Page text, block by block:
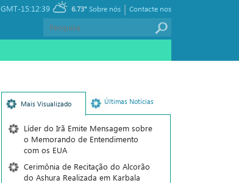
GMT-15:12:39 6.73° Contacte nos
|
Sobre nós
Mais Visualizado Últimas Notícias
Líder do Irã Emite Mensagem sobre
o Memorando de Entendimento
com os EUA
Cerimônia de Recitação do Alcorão
do Ashura Realizada em Karbala